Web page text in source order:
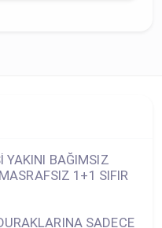
YAKINI BAĞIMSIZ
1+1 SIFIR
SADECE